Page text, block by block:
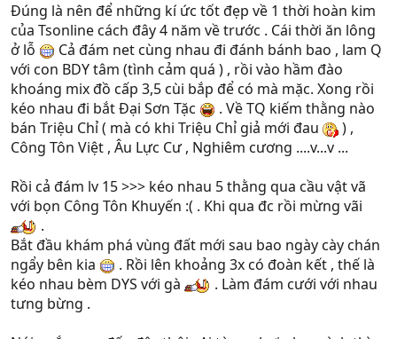
Đúng là nên để những kí ức tốt đẹp về 1 thời hoàn kim
của Tsonline cách đây 4 năm về trước . Cái thời ăn lông
ở lỗ
Cả đám net cùng nhau đi đánh bánh bao , lam Q
với con BDY tâm (tình cảm quá ) , rồi vào hầm đào
khoáng mix đồ cấp 3,5 cùi bắp để có mà mặc. Xong rồi
kéo nhau đi bắt Đại Sơn Tặc
. Về TQ kiếm thằng nào
bán Triệu Chỉ ( mà có khi Triệu Chỉ giả mới đau
) ,
Công Tôn Việt , Âu Lực Cư , Nghiêm cương ....v...v ...
Rồi cả đám lv 15 >>> kéo nhau 5 thằng qua cầu vật vã
với bọn Công Tôn Khuyến :( . Khi qua đc rồi mừng vãi
.
Bắt đầu khám phá vùng đất mới sau bao ngày cày chán
ngẩy bên kia
. Rồi lên khoảng 3x có đoàn kết , thế là
kéo nhau bèm DYS với gà
. Làm đám cưới với nhau
tưng bừng .